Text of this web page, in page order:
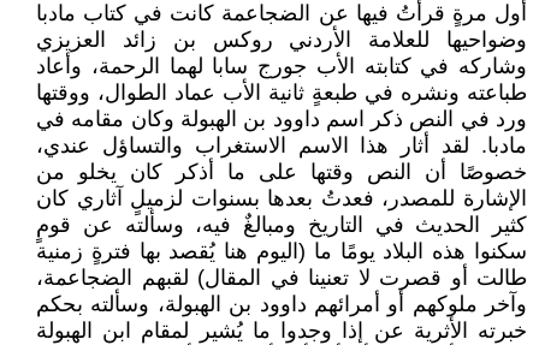
أول مرةٍ قرأتُ فيها عن الضجاعمة كانت في كتاب مادبا
وضواحيها للعلامة الأردني روكس بن زائد العزيزي
وشاركه في كتابته الأب جورج سابا لهما الرحمة، وأعاد
طباعته ونشره في طبعةٍ ثانية الأب عماد الطوال، ووقتها
ورد في النص ذكر اسم داوود بن الهبولة وكان مقامه في
مادبا. لقد أثار هذا الاسم الاستغراب والتساؤل عندي،
خصوصًا أن النص وقتها على ما أذكر كان يخلو من
الإشارة للمصدر، فعدتُ بعدها بسنوات لزميلٍ آثاري كان
كثير الحديث في التاريخ ومبالغٌ فيه، وسألته عن قومٍ
سكنوا هذه البلاد يومًا ما (اليوم هنا يُقصد بها فترةٍ زمنية
طالت أو قصرت لا تعنينا في المقال) لقبهم الضجاعمة،
وآخر ملوكهم أو أمرائهم داوود بن الهبولة، وسألته بحكم
خبرته الأثرية عن إذا وجدوا ما يُشير لمقام ابن الهبولة